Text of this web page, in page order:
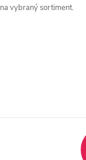
na vybraný sortiment.